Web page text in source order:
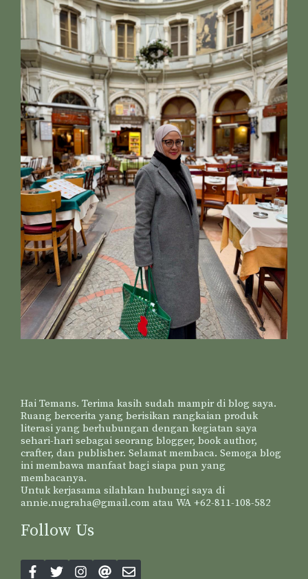
Hai Temans. Terima kasih sudah mampir di blog saya.
Ruang bercerita yang berisikan rangkaian produk
literasi yang berhubungan dengan kegiatan saya
sehari-hari sebagai seorang blogger, book author,
crafter, dan publisher. Selamat membaca. Semoga blog
ini membawa manfaat bagi siapa pun yang
membacanya.
Untuk kerjasama silahkan hubungi saya di
annie.nugraha@gmail.com atau WA +62-811-108-582
Follow Us